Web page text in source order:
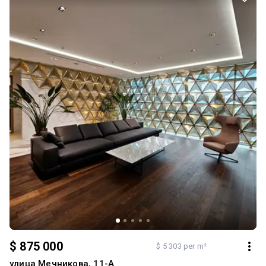
просторі • 2 спальні + кабінет + гардеробна + підсобне
приміщення • Засклений видовий балкон • 2 санвузли: ванна та 2
душові кабіни Локація, що працює на вас: близькість до ділового
центру столиці, престижне оточення, розвинена інфраструктура
та статусний район — усе це робить квартиру ідеальною як для
життя, так і для вигідної інвестиції преміум-класу. Безпека та
комфорт: цілодобова охорона комплексу, відеоспостереження,
контроль доступу. Паркомісце в підземному паркінгу — доступне
за окрему оплату. Технологія “Розумний дім” — сучасна система
керування освітленням, кліматом, безпекою та технікою зі
смартфона або голосом. Максимум комфорту й
енергоефективності щодня. #A27317
$ 875 000 $ 5 303 per m²
улица Мечникова, 11-А